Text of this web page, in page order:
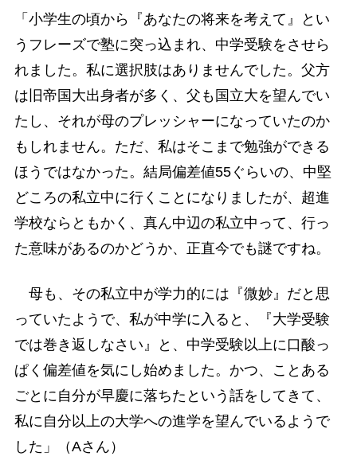
「小学生の頃から『あなたの将来を考えて』とい
うフレーズで塾に突っ込まれ、中学受験をさせら
れました。私に選択肢はありませんでした。父方
は旧帝国大出身者が多く、父も国立大を望んでい
たし、それが母のプレッシャーになっていたのか
もしれません。ただ、私はそこまで勉強ができる
ほうではなかった。結局偏差値55ぐらいの、中堅
どころの私立中に行くことになりましたが、超進
学校ならともかく、真ん中辺の私立中って、行っ
た意味があるのかどうか、正直今でも謎ですね。
母も、その私立中が学力的には『微妙』だと思
っていたようで、私が中学に入ると、『大学受験
では巻き返しなさい』と、中学受験以上に口酸っ
ぱく偏差値を気にし始めました。かつ、ことある
ごとに自分が早慶に落ちたという話をしてきて、
私に自分以上の大学への進学を望んでいるようで
した」（Aさん）